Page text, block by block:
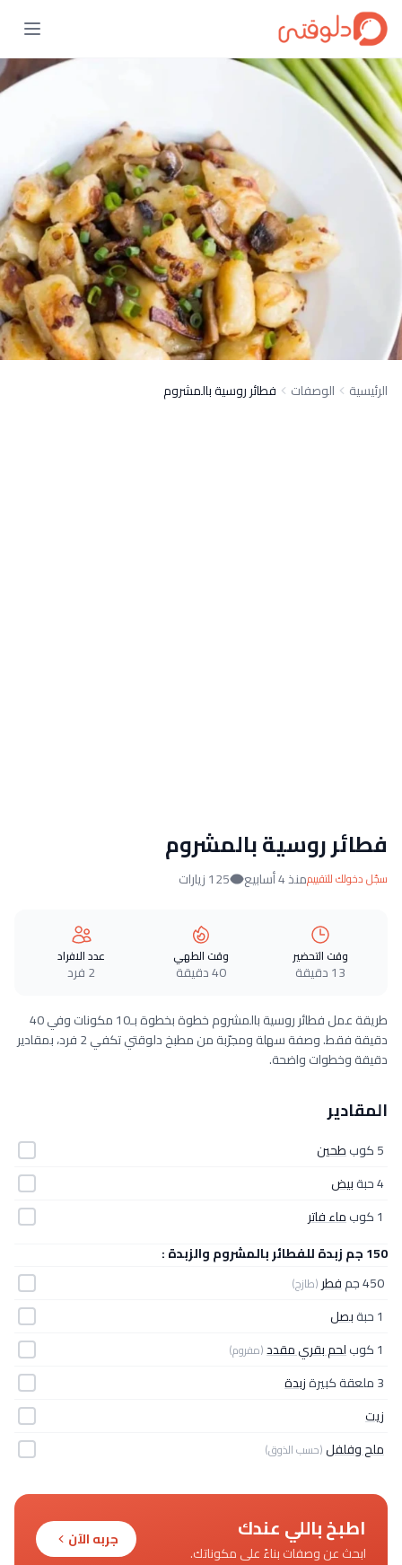
الرئيسية الوصفات فطائر روسية بالمشروم
فطائر روسية بالمشروم
سجّل دخولك للتقييممنذ 4 أسابيع 125 زيارات
وقت التحضير
13 دقيقة
وقت الطهي
40 دقيقة
عدد الافراد
2 فرد
طريقة عمل فطائر روسية بالمشروم خطوة بخطوة بـ10 مكونات وفي 40
دقيقة فقط. وصفة سهلة ومجرّبة من مطبخ دلوقتي تكفي 2 فرد، بمقادير
دقيقة وخطوات واضحة.
المقادير
5 كوب
طحين
4 حبة
بيض
1 كوب
ماء فاتر
150 جم زبدة للفطائر بالمشروم والزبدة :
450 جم
فطر (طازج)
1 حبة
بصل
1 كوب
لحم بقري مقدد(مفروم)
3 ملعقة كبيرة
زبدة
زيت
ملح وفلفل(حسب الذوق)
اطبخ باللي عندك
ابحث عن وصفات بناءً على مكوناتك.
جربه الآن